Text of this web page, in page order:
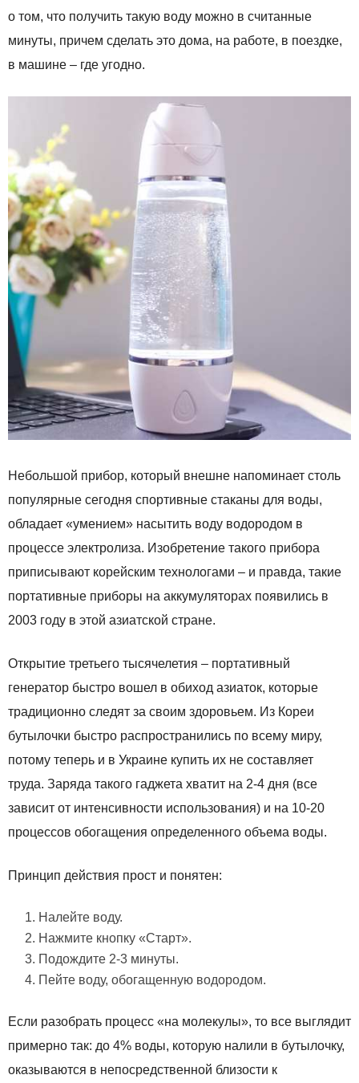
о том, что получить такую воду можно в считанные
минуты, причем сделать это дома, на работе, в поездке,
в машине – где угодно.
Небольшой прибор, который внешне напоминает столь
популярные сегодня спортивные стаканы для воды,
обладает «умением» насытить воду водородом в
процессе электролиза. Изобретение такого прибора
приписывают корейским технологами – и правда, такие
портативные приборы на аккумуляторах появились в
2003 году в этой азиатской стране.
Открытие третьего тысячелетия – портативный
генератор быстро вошел в обиход азиаток, которые
традиционно следят за своим здоровьем. Из Кореи
бутылочки быстро распространились по всему миру,
потому теперь и в Украине купить их не составляет
труда. Заряда такого гаджета хватит на 2-4 дня (все
зависит от интенсивности использования) и на 10-20
процессов обогащения определенного объема воды.
Принцип действия прост и понятен:
Налейте воду.
Нажмите кнопку «Старт».
Подождите 2-3 минуты.
Пейте воду, обогащенную водородом.
Если разобрать процесс «на молекулы», то все выглядит
примерно так: до 4% воды, которую налили в бутылочку,
оказываются в непосредственной близости к